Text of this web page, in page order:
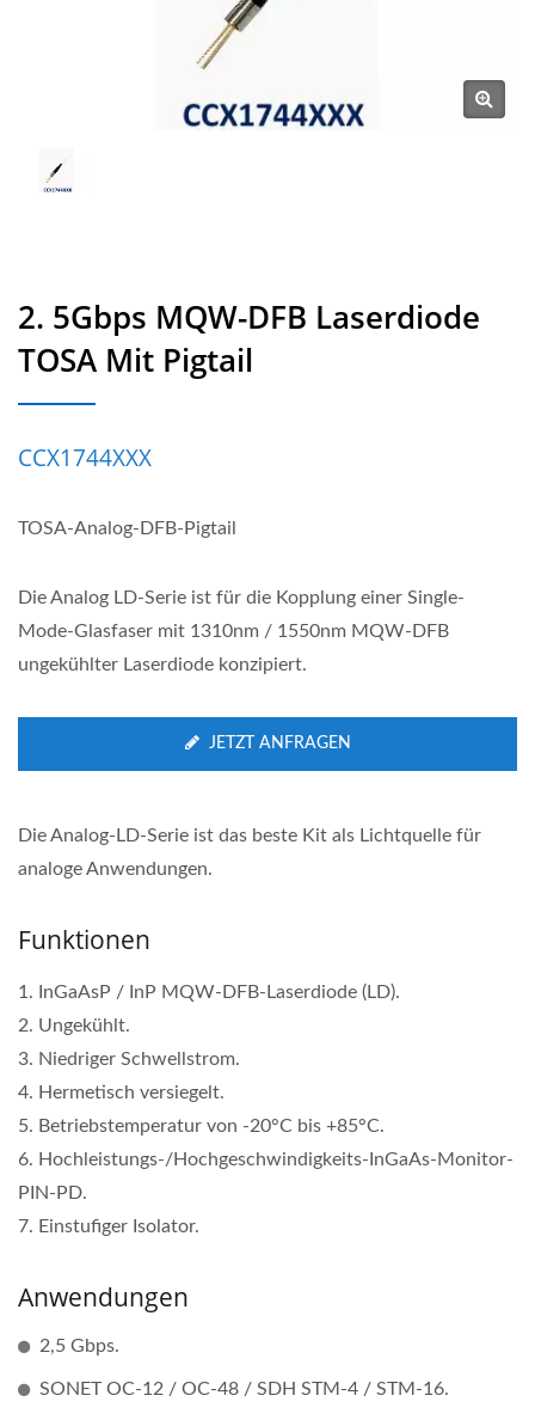
2. 5Gbps MQW-DFB Laserdiode
TOSA Mit Pigtail
CCX1744XXX
TOSA-Analog-DFB-Pigtail
Die Analog LD-Serie ist für die Kopplung einer Single-
Mode-Glasfaser mit 1310nm / 1550nm MQW-DFB
ungekühlter Laserdiode konzipiert.
JETZT ANFRAGEN
Die Analog-LD-Serie ist das beste Kit als Lichtquelle für
analoge Anwendungen.
Funktionen
1. InGaAsP / InP MQW-DFB-Laserdiode (LD).
2. Ungekühlt.
3. Niedriger Schwellstrom.
4. Hermetisch versiegelt.
5. Betriebstemperatur von -20°C bis +85°C.
6. Hochleistungs-/Hochgeschwindigkeits-InGaAs-Monitor-
PIN-PD.
7. Einstufiger Isolator.
Anwendungen
2,5 Gbps.
SONET OC-12 / OC-48 / SDH STM-4 / STM-16.